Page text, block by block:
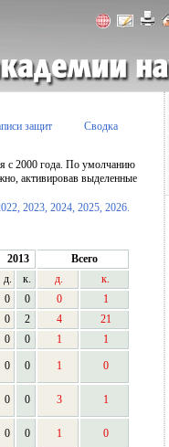
защит Сводка
с 2000 года. По умолчанию
активировав выделенные
2023, 2024, 2025, 2026.
2013
Всего
д. к. д.
к.
0 0 0
1
0 2 4
21
0 0 1
1
0 0 1 0
0 0 3 1
0 0 1 0